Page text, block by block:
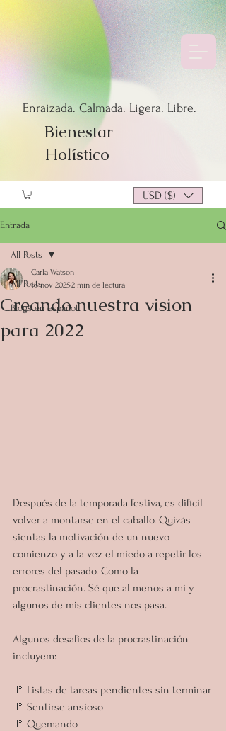
Enraizada. Calmada. Ligera. Libre.
Bienestar
Holístico
USD ($)
Entrada
All Posts
Blogs en español
All Posts
Creando nuestra vision
para 2022
Carla Watson
16 nov 20252 min de lectura
Después de la temporada festiva, es difícil
volver a montarse en el caballo. Quizás
sientas la motivación de un nuevo
comienzo y a la vez el miedo a repetir los
errores del pasado. Como la
procrastinación. Sé que al menos a mi y
algunos de mis clientes nos pasa.
Algunos desafíos de la procrastinación
incluyem:
🚩 Listas de tareas pendientes sin terminar
🚩 Sentirse ansioso
🚩 Quemando